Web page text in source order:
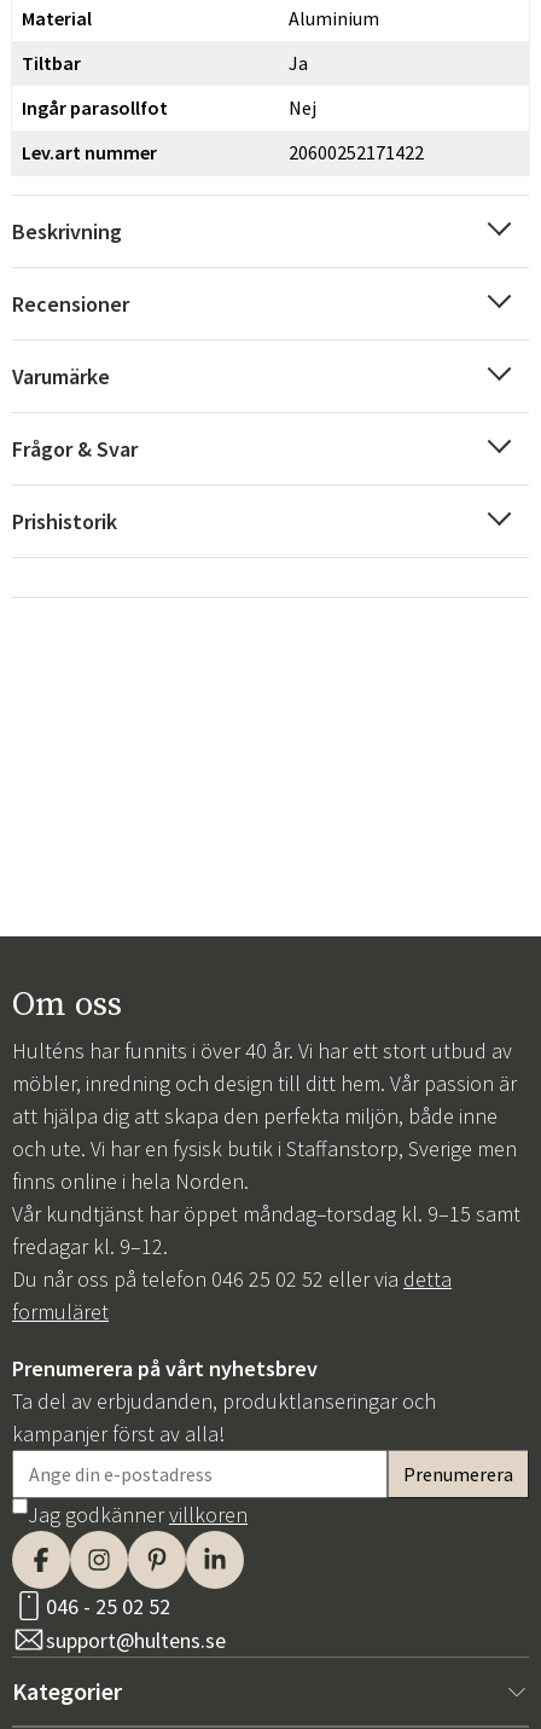
Sverige
Danmark
Norge
Suomi
Material
Aluminium
Tiltbar
Ja
Ingår parasollfot
Nej
Lev.art nummer
20600252171422
Beskrivning
Recensioner
Varumärke
Frågor & Svar
Prishistorik
Om oss
Hulténs har funnits i över 40 år. Vi har ett stort utbud av
möbler, inredning och design till ditt hem. Vår passion är
att hjälpa dig att skapa den perfekta miljön, både inne
och ute. Vi har en fysisk butik i Staffanstorp, Sverige men
finns online i hela Norden.
Vår kundtjänst har öppet måndag–torsdag kl. 9–15 samt
fredagar kl. 9–12.
Du når oss på telefon 046 25 02 52 eller via detta
formuläret
Prenumerera på vårt nyhetsbrev
Ta del av erbjudanden, produktlanseringar och
kampanjer först av alla!
Jag godkännervillkoren
046 - 25 02 52
support@hultens.se
Kategorier